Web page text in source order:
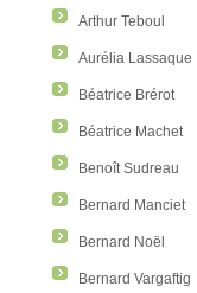
Arthur Teboul
Aurélia Lassaque
Béatrice Brérot
Béatrice Machet
Benoît Sudreau
Bernard Manciet
Bernard Noël
Bernard Vargaftig